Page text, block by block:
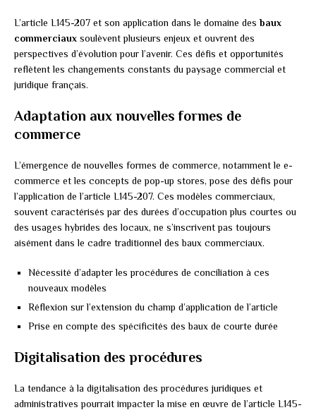
L’article L145-207 et son application dans le domaine desbaux
commerciaux soulèvent plusieurs enjeux et ouvrent des
perspectives d’évolution pour l’avenir. Ces défis et opportunités
reflètent les changements constants du paysage commercial et
juridique français.
Adaptation aux nouvelles formes de
commerce
L’émergence de nouvelles formes de commerce, notamment le e-
commerce et les concepts de pop-up stores, pose des défis pour
l’application de l’article L145-207. Ces modèles commerciaux,
souvent caractérisés par des durées d’occupation plus courtes ou
des usages hybrides des locaux, ne s’inscrivent pas toujours
aisément dans le cadre traditionnel des baux commerciaux.
Nécessité d’adapter les procédures de conciliation à ces
nouveaux modèles
Réflexion sur l’extension du champ d’application de l’article
Prise en compte des spécificités des baux de courte durée
Digitalisation des procédures
La tendance à la digitalisation des procédures juridiques et
administratives pourrait impacter la mise en œuvre de l’article L145-